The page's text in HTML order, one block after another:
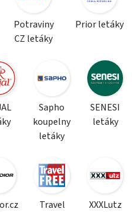
Potraviny
CZ letáky
Prior letáky
Sapho
koupelny
letáky
SENESI
letáky
Travel
XXXLutz